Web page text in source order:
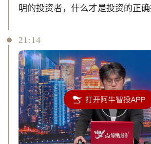
明的投资者，什么才是投资的正确
21:14